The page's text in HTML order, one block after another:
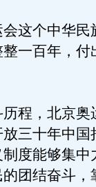
这个中华民
一百年，付
程，北京奥
三十年中国
度能够集中
团结奋斗，